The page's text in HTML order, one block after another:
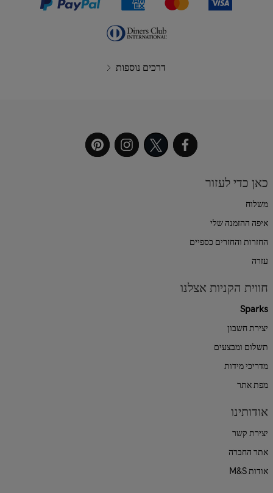
דרכים נוספות
כאן כדי לעזור
משלוח
איפה ההזמנה שלי
החזרות והחזרים כספיים
עזרה
חווית הקניות אצלנו
Sparks
יצירת חשבון
תשלום ומבצעים
מדריכי מידות
מפת אתר
אודותינו
יצירת קשר
אתר החברה
אודות M&S